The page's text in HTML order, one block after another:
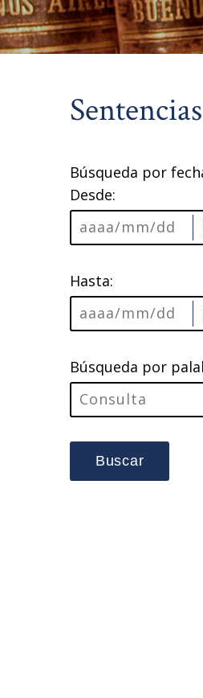
Búsqueda por
Desde:
Hasta:
Búsqueda por
Buscar